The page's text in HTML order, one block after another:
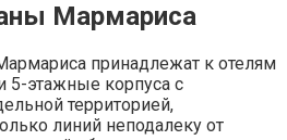
Мармариса
принадлежат к отелям
5-этажные корпуса с
территорией,
линий неподалеку от